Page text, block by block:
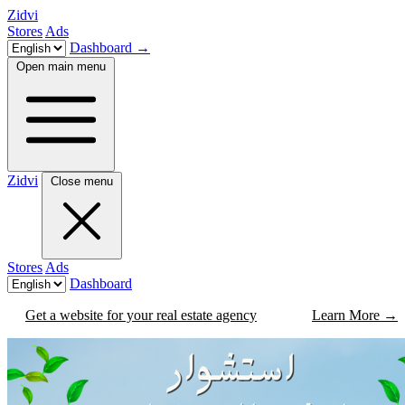
Zidvi
Stores Ads
Dashboard →
Open main menu
Zidvi Close menu
Stores Ads
Dashboard
Get a website for your real estate agency Learn More →